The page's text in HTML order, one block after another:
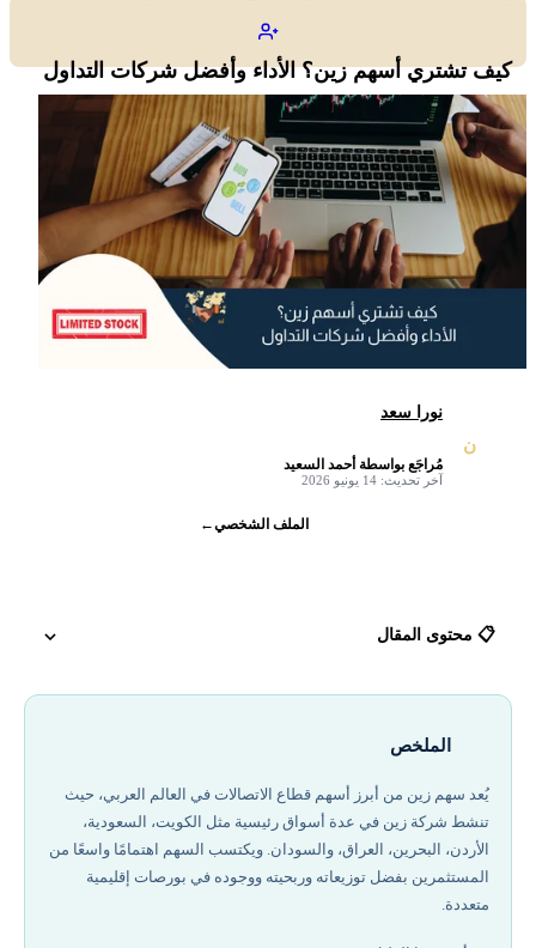
كيف تشتري أسهم زين؟ الأداء وأفضل شركات التداول
ن
نورا سعد
مُراجَع بواسطة أحمد السعيد
آخر تحديث: 14 يونيو 2026
الملف الشخصي←
📋 محتوى المقال
سعر سهم زين اليوم والتغيرات الأخيرة
تحليل سهم زين الفني والأساسي
الملخص
يُعد سهم زين من أبرز أسهم قطاع الاتصالات في العالم العربي، حيث
تنشط شركة زين في عدة أسواق رئيسية مثل الكويت، السعودية،
الأردن، البحرين، العراق، والسودان. ويكتسب السهم اهتمامًا واسعًا من
المستثمرين بفضل توزيعاته وربحيته ووجوده في بورصات إقليمية
متعددة.